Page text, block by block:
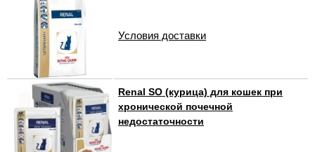
Условия доставки
Renal SO (курица) для кошек при
хронической почечной
недостаточности